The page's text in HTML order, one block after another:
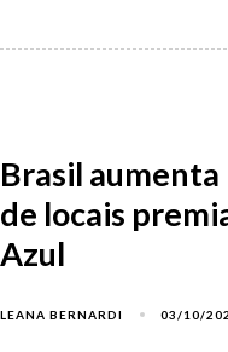
Brasil
de locais
Azul
LEANA BERNARDI 03/10/